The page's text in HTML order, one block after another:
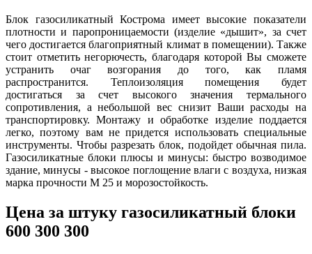
Блок газосиликатный Кострома имеет высокие показатели
плотности и паропроницаемости (изделие «дышит», за счет
чего достигается благоприятный климат в помещении). Также
стоит отметить негорючесть, благодаря которой Вы сможете
устранить очаг возгорания до того, как пламя
распространится. Теплоизоляция помещения будет
достигаться за счет высокого значения термального
сопротивления, а небольшой вес снизит Ваши расходы на
транспортировку. Монтажу и обработке изделие поддается
легко, поэтому вам не придется использовать специальные
инструменты. Чтобы разрезать блок, подойдет обычная пила.
Газосиликатные блоки плюсы и минусы: быстро возводимое
здание, минусы - высокое поглощение влаги с воздуха, низкая
марка прочности М 25 и морозостойкость.
Цена за штуку газосиликатный блоки
600 300 300